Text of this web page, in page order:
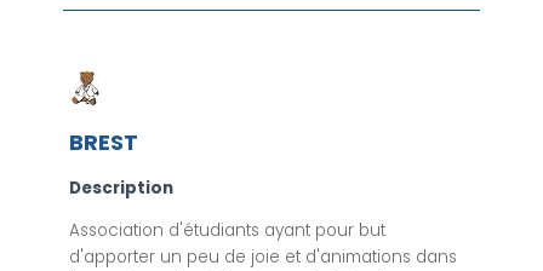
BREST
Description
Association d'étudiants ayant pour but
d'apporter un peu de joie et d'animations dans